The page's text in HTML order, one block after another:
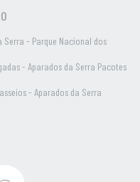
Serra - Parque Nacional dos
- Aparados da Serra Pacotes
- Aparados da Serra